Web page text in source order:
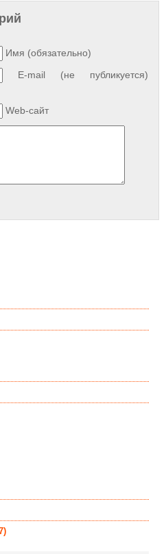
Имя (обязательно)
E-mail (не публикуется)
Web-сайт